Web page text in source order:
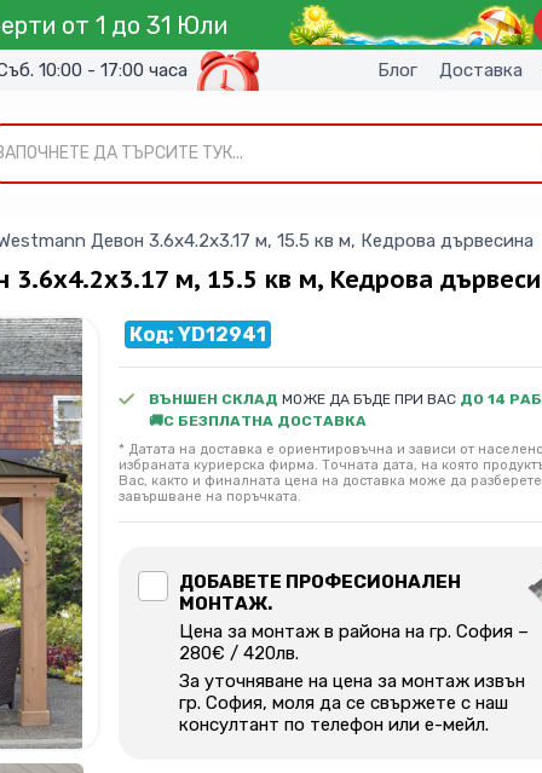
от 1 до 31 Юли
Блог Доставка
10:00 - 17:00 часа
ДА ТЪРСИТЕ ТУК...
м, 15.5 кв м, Кедрова
Девон 3.6х4.2х3.17 м, 15.5 кв м, Кедрова дървесина
Код: YD12941
ВЪНШЕН СКЛАД МОЖЕ ДА БЪДЕ ПРИ ВАС ДО 14
🚚С БЕЗПЛАТНА ДОСТАВКА
* Датата на доставка е ориентировъчна и зависи от
избраната куриерска фирма. Точната дата, на която
Вас, както и финалната цена на доставка може да
завършване на поръчката.
ДОБАВЕТЕ ПРОФЕСИОНАЛЕН
МОНТАЖ.
Цена за монтаж в района на гр. София –
280€ / 420лв.
За уточняване на цена за монтаж извън
гр. София, моля да се свържете с наш
консултант по телефон или е-мейл.